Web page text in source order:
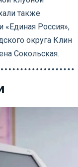
также
«Единая Россия»,
округа Клин
Сокольская.